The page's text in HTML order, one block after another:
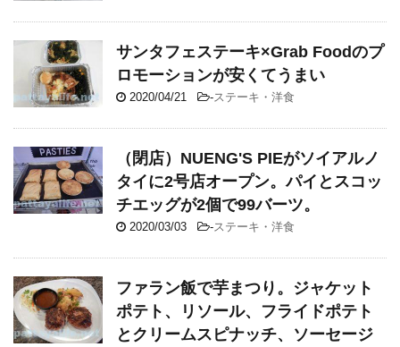
サンタフェステーキ×Grab Foodのプ
ロモーションが安くてうまい
2020/04/21 -ステーキ・洋食
（閉店）NUENG'S PIEがソイアルノ
タイに2号店オープン。パイとスコッ
チエッグが2個で99バーツ。
2020/03/03 -ステーキ・洋食
ファラン飯で芋まつり。ジャケット
ポテト、リソール、フライドポテト
とクリームスピナッチ、ソーセージ